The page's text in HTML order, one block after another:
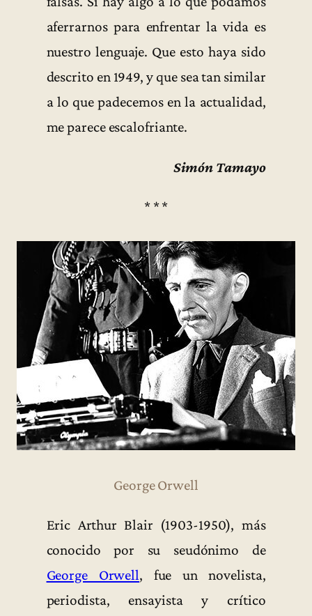
aferrarnos para enfrentar la vida es
nuestro lenguaje. Que esto haya sido
descrito en 1949, y que sea tan similar
a lo que padecemos en la actualidad,
me parece escalofriante.
Simón Tamayo
* * *
George Orwell
Eric Arthur Blair (1903-1950), más
conocido por su seudónimo de
George Orwell, fue un novelista,
periodista, ensayista y crítico